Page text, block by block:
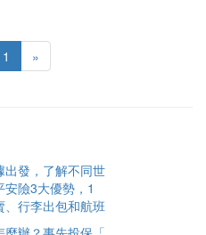
1 »
出發，了解不同世
險3大優勢，1
行李出包和航班